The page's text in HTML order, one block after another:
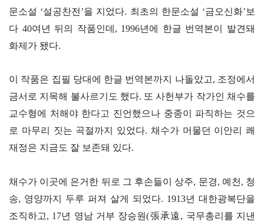
문소설 ‘설공찬전’을 지었다. 최초의 한문소설 ‘금오신화’보
다 40여년 뒤의 작품인데, 1996년에 한글 번역본이 발견돼
화제가 됐다.
이 작품은 집필 당대에 한글 번역본까지 나돌았고, 조정에서
금서로 지목해 불사르기도 했다. 또 사헌부가 작가인 채수를
교수형에 처해야 한다고 진언했으나 중종이 파직하는 것으
로 마무리 짓는 곡절까지 있었다. 채수가 머물던 이안리 쾌
재정은 지금도 잘 보존돼 있다.
채수가 이곳에 은거한 뒤로 그 후손들이 상주, 문경, 예천, 청
송, 영양까지 두루 퍼져 살게 되었다. 1913년 대한광복단을
조직하고, 17년 영남 거부 장승원(張承遠, 국무총리를 지낸